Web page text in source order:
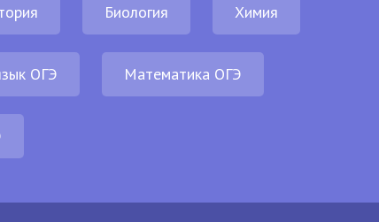
Биология Химия
ОГЭ Математика ОГЭ